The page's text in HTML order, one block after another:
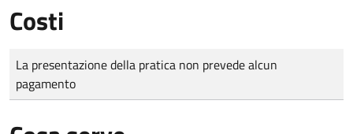
Costi
Tipo di pagamento
Importo
La presentazione della pratica non prevede alcun
pagamento